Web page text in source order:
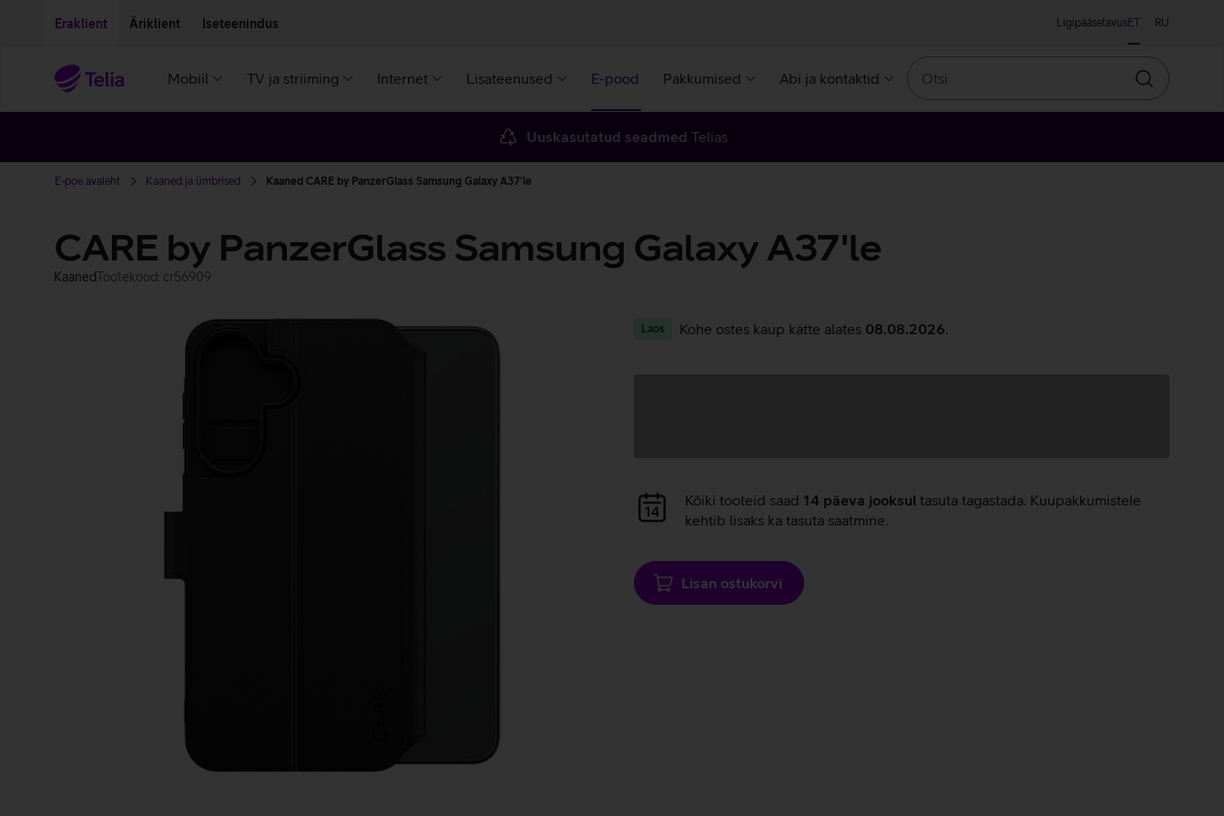
Eraklient Äriklient Iseteenindus LigipääsetavusET RU
Mobiil TV ja striiming Internet Lisateenused E-pood Pakkumised Abi ja kontaktid
Otsin
Uuskasutatud seadmed Telias
E-poe avaleht Kaaned ja ümbrised Kaaned CARE by PanzerGlass Samsung Galaxy A37'le
CARE by PanzerGlass Samsung Galaxy A37'le
KaanedTootekood: cr56909
Laos Kohe ostes kaup kätte alates 08.08.2026
Andmete
laadimine
Kõiki tooteid saad 14 päeva jooksul tasuta tagastada. Kuupakkumistele
kehtib lisaks ka tasuta saatmine.
Lisan ostukorvi